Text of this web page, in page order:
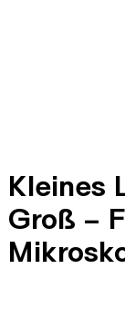
Kleines
Groß –